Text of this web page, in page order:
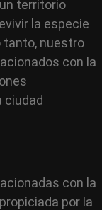
territorio
la especie
tanto, nuestro
con la
ciudad
con la
por la